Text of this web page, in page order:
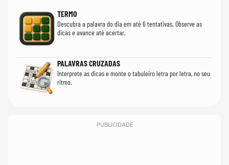
TERMO
Descubra a palavra do dia em até 6 tentativas. Observe as
dicas e avance até acertar.
PALAVRAS CRUZADAS
Interprete as dicas e monte o tabuleiro letra por letra, no seu
ritmo.
PUBLICIDADE